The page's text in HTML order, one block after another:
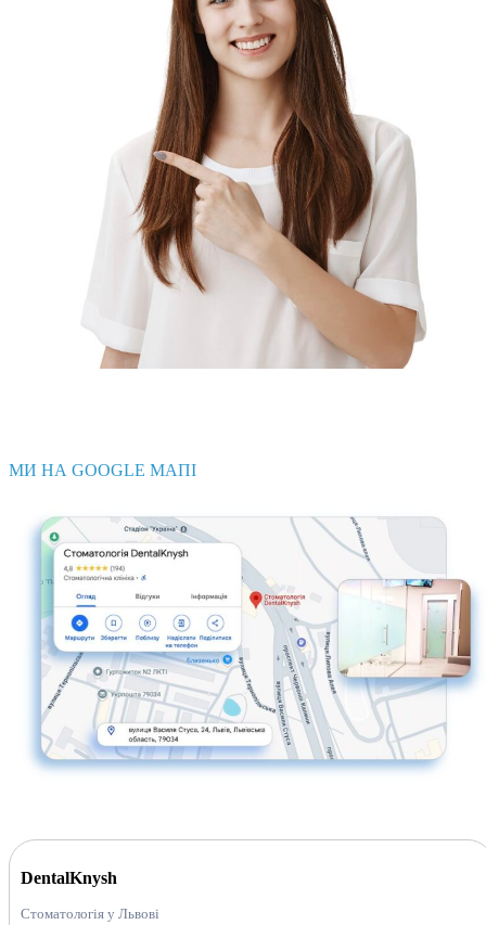
МИ НА GOOGLE МАПІ
DentalKnysh
Стоматологія у Львові